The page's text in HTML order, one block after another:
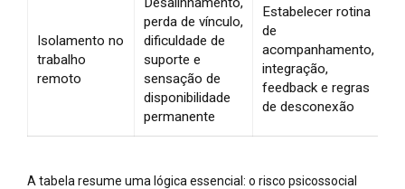
Isolamento no
trabalho
remoto
perda de vínculo,
dificuldade de
suporte e
sensação de
disponibilidade
permanente
Estabelecer rotina
de
acompanhamento,
integração,
feedback e regras
de desconexão
A tabela resume uma lógica essencial: o risco psicossocial